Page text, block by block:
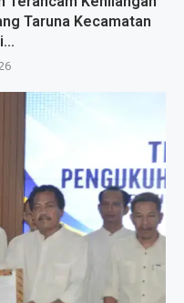
Taruna Kecamatan